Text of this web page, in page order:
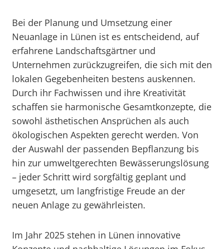
Bei der Planung und Umsetzung einer
Neuanlage in Lünen ist es entscheidend, auf
erfahrene Landschaftsgärtner und
Unternehmen zurückzugreifen, die sich mit den
lokalen Gegebenheiten bestens auskennen.
Durch ihr Fachwissen und ihre Kreativität
schaffen sie harmonische Gesamtkonzepte, die
sowohl ästhetischen Ansprüchen als auch
ökologischen Aspekten gerecht werden. Von
der Auswahl der passenden Bepflanzung bis
hin zur umweltgerechten Bewässerungslösung
– jeder Schritt wird sorgfältig geplant und
umgesetzt, um langfristige Freude an der
neuen Anlage zu gewährleisten.
Im Jahr 2025 stehen in Lünen innovative